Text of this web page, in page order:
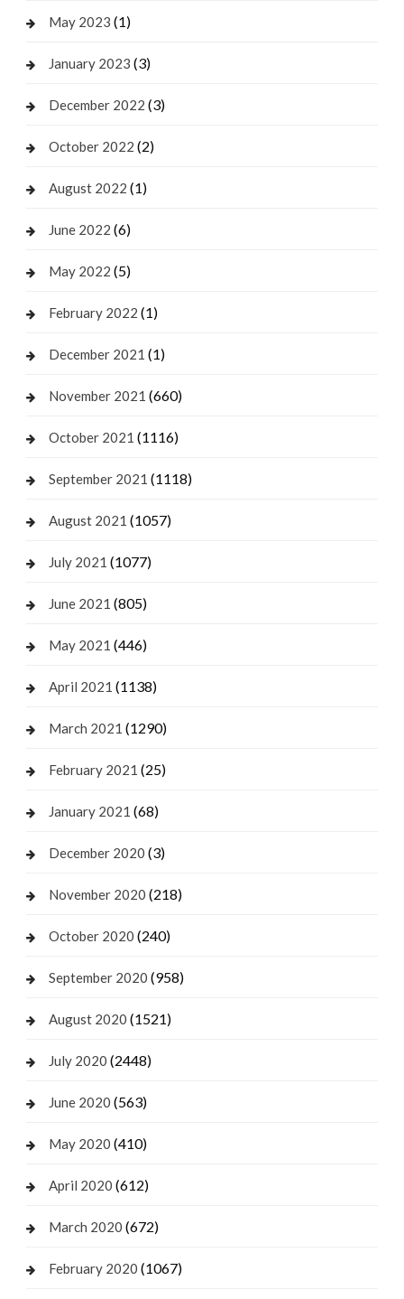
May 2023 (1)
January 2023 (3)
December 2022 (3)
October 2022 (2)
August 2022 (1)
June 2022 (6)
May 2022 (5)
February 2022 (1)
December 2021 (1)
November 2021 (660)
October 2021 (1116)
September 2021 (1118)
August 2021 (1057)
July 2021 (1077)
June 2021 (805)
May 2021 (446)
April 2021 (1138)
March 2021 (1290)
February 2021 (25)
January 2021 (68)
December 2020 (3)
November 2020 (218)
October 2020 (240)
September 2020 (958)
August 2020 (1521)
July 2020 (2448)
June 2020 (563)
May 2020 (410)
April 2020 (612)
March 2020 (672)
February 2020 (1067)